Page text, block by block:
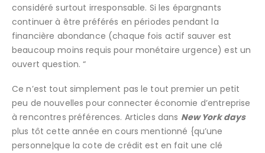
considéré surtout irresponsable. Si les épargnants
continuer à être préférés en périodes pendant la
financière abondance (chaque fois actif sauver est
beaucoup moins requis pour monétaire urgence) est un
ouvert question. “
Ce n’est tout simplement pas le tout premier un petit
peu de nouvelles pour connecter économie d’entreprise
à rencontres préférences. Articles dans New York days
plus tôt cette année en cours mentionné {qu’une
personne|que la cote de crédit est en fait une clé